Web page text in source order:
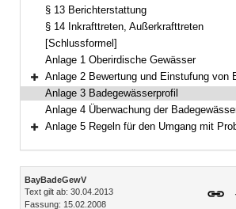
§ 13 Berichterstattung
§ 14 Inkrafttreten, Außerkrafttreten
[Schlussformel]
Anlage 1 Oberirdische Gewässer
Bereich erweitern
Anlage 2 Bewertung und Einstufung von
Anlage 3 Badegewässerprofil
Anlage 4 Überwachung der
Anlage 5 Regeln für den Umgang mit Proben für
Inhalt
BayBadeGewV
Text gilt ab: 30.04.2013
Fassung: 15.02.2008